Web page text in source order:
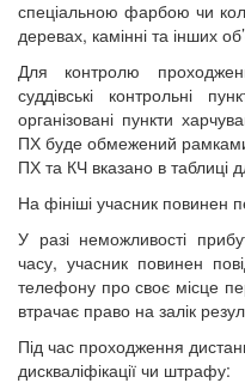
спеціальною фарбою чи
деревах, камінні та інших
Для контролю
суддівські контрольні
організовані пункти
ПХ буде обмежений
ПХ та КЧ вказано в таблиці
На фініші учасник повинен
У разі неможливості
часу, учасник повинен
телефону про своє місце
втрачає право на залік
Під час проходження
дискваліфікації чи штрафу: